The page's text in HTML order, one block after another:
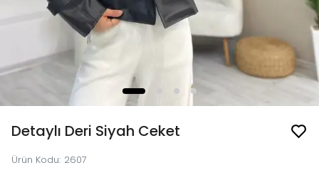
Detaylı Deri Siyah Ceket
Ürün Kodu: 2607